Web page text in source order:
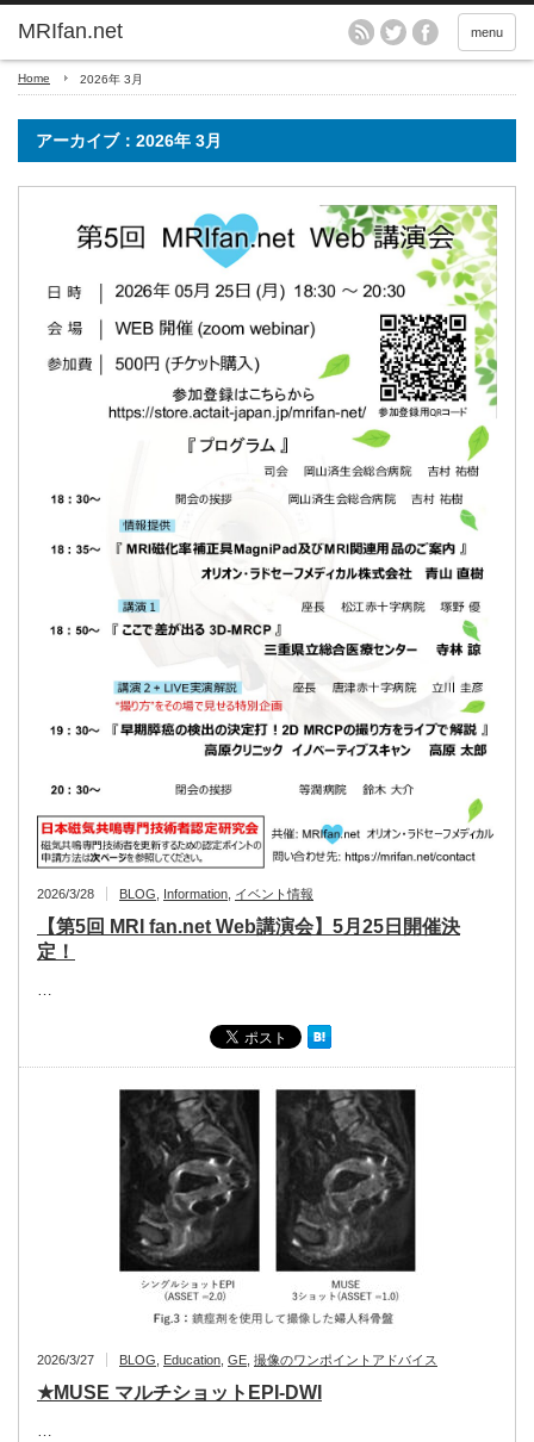
MRIfan.net menu
Home 2026年 3月
アーカイブ：2026年 3月
2026/3/28 BLOG Information イベント情報
【第5回 MRI fan.net Web講演会】5月25日開催決
定！
…
2026/3/27 BLOG Education GE 撮像のワンポイントアドバイス
★MUSE マルチショットEPI-DWI
…